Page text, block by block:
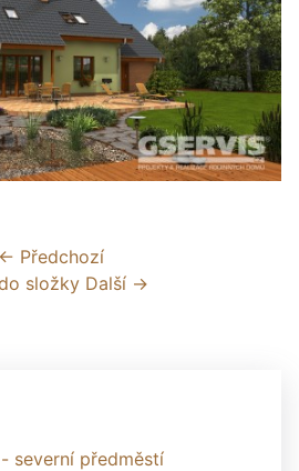
← Předchozí
složky Další →
severní předměstí